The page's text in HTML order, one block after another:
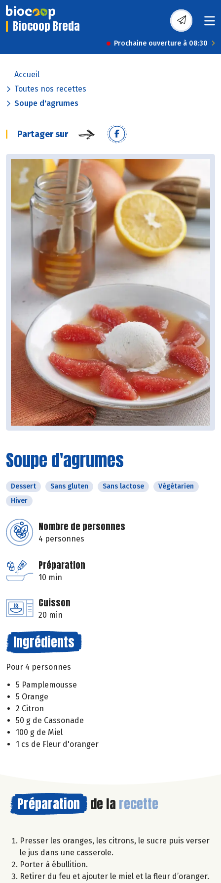
Biocoop Breda
Prochaine ouverture à 08:30
Accueil
Toutes nos recettes
Soupe d'agrumes
Partager sur
Soupe d'agrumes
Dessert Sans gluten Sans lactose
Végétarien
Hiver
Nombre de personnes
4 personnes
Préparation
10 min
Cuisson
20 min
Ingrédients
Pour 4 personnes
5 Pamplemousse
5 Orange
2 Citron
50 g de Cassonade
100 g de Miel
1 cs de Fleur d'oranger
Préparation de la recette
Presser les oranges, les citrons, le sucre puis verser
le jus dans une casserole.
Porter à ébullition.
Retirer du feu et ajouter le miel et la fleur d’oranger.